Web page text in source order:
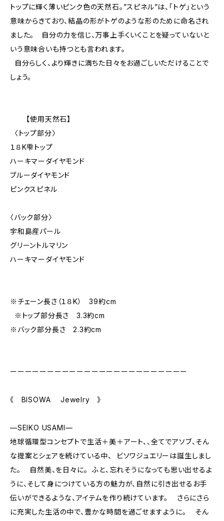
トップに輝く薄いピンク色の天然石。”スピネル”は、「トゲ」という
意味からきており、結晶の形がトゲのような形のために命名され
ました。 自分の力を信じ、万事上手くいくことを疑っていないと
いう意味合いも持つとも言われます。
自分らしく、より輝きに満ちた日々をお過ごしいただけることで
しょう。
【使用天然石】
〈トップ部分〉
１８K雫トップ
ハーキマーダイヤモンド
ブルーダイヤモンド
ピンクスピネル
〈バック部分〉
宇和島産パール
グリーントルマリン
ハーキマーダイヤモンド
※チェーン長さ（１８K） 39約cm
※トップ部分長さ 3.3約cm
※バック部分長さ 2.3約cm
ーーーーーーーーーーーーーーーーーーーーーーーー
《 BISOWA Jewelry 》
—SEIKO USAMI—
地球循環型コンセプトで生活＋美＋アート、、全てでアソブ、そん
な提案とシェアを続けている中、 ビソワジュエリーは誕生しまし
た。 自然美、を日々に。 ふと、忘れそうになっても思い出せるよ
うに、そして身につけている方の魅力が、自然に引き出せるお手
伝いができるような、アイテムを作り続けています。 さらにさら
に充実した生活の中で、豊かな時間を過ごせますように。 そん